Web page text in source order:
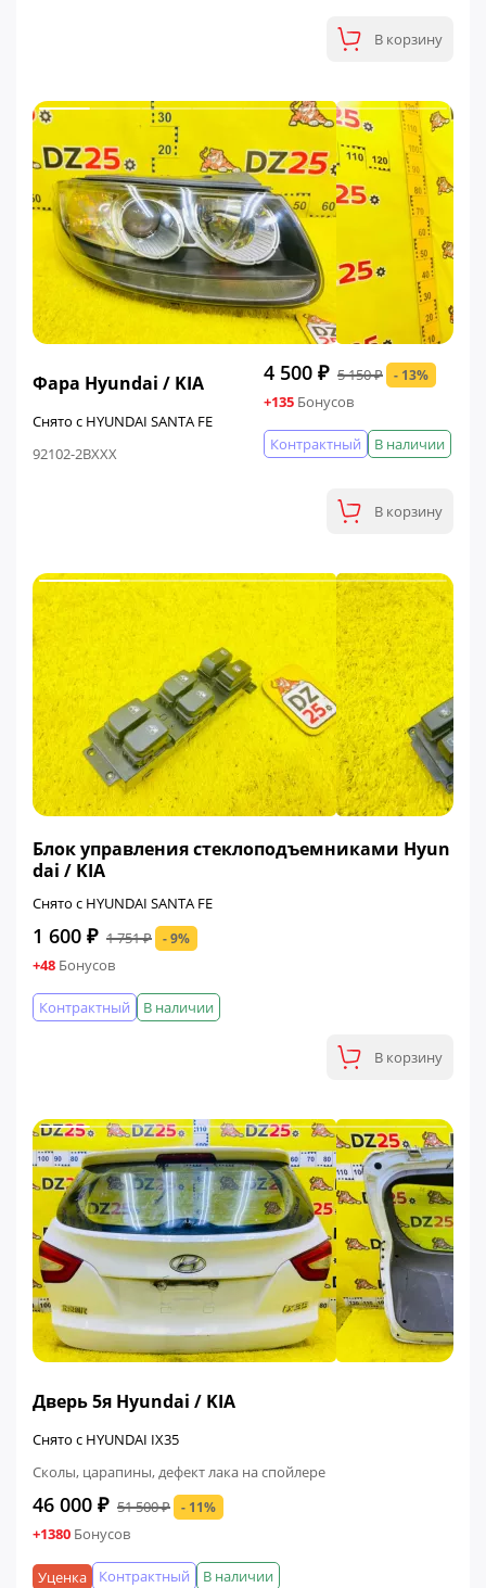
В корзину
Фара Hyundai / KIA
Снято с HYUNDAI SANTA FE
92102-2BXXX
4 500 ₽ 5 150 ₽ - 13%
+135 Бонусов
В наличии
Контрактный
В корзину
Блок управления стеклоподъемниками Hyun
dai / KIA
Снято с HYUNDAI SANTA FE
1 600 ₽ 1 751 ₽ - 9%
+48 Бонусов
В наличии
Контрактный
В корзину
Дверь 5я Hyundai / KIA
Снято с HYUNDAI IX35
Сколы, царапины, дефект лака на спойлере
46 000 ₽ 51 500 ₽ - 11%
+1380 Бонусов
В наличии
Контрактный
Уценка